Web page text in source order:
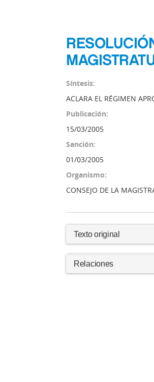
Síntesis:
ACLARA EL RÉGIMEN
Publicación:
15/03/2005
Sanción:
01/03/2005
Organismo:
CONSEJO DE LA
Texto original
Relaciones